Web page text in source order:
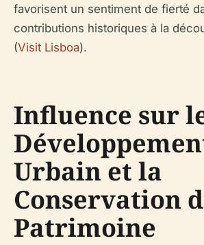
favorisent un sentiment de fierté
contributions historiques à la
(Visit Lisboa).
Influence sur
Urbain et la
Conservation
Patrimoine